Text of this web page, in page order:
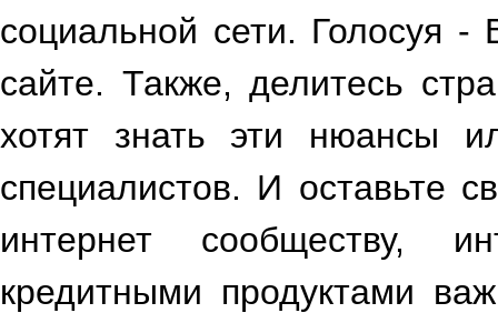
социальной сети. Голосуя -
сайте. Также, делитесь
хотят знать эти нюансы
специалистов. И оставьте
интернет сообществу,
кредитными продуктами